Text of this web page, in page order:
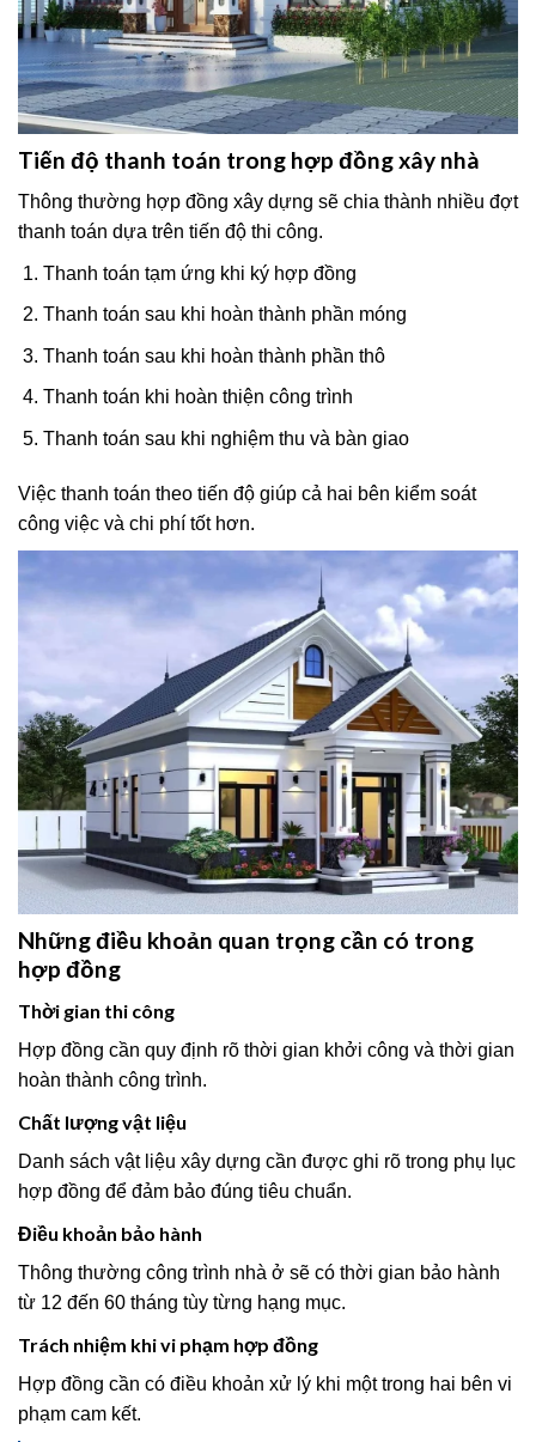
Tiến độ thanh toán trong hợp đồng xây nhà
Thông thường hợp đồng xây dựng sẽ chia thành nhiều đợt
thanh toán dựa trên tiến độ thi công.
Thanh toán tạm ứng khi ký hợp đồng
Thanh toán sau khi hoàn thành phần móng
Thanh toán sau khi hoàn thành phần thô
Thanh toán khi hoàn thiện công trình
Thanh toán sau khi nghiệm thu và bàn giao
Việc thanh toán theo tiến độ giúp cả hai bên kiểm soát
công việc và chi phí tốt hơn.
Những điều khoản quan trọng cần có trong
hợp đồng
Thời gian thi công
Hợp đồng cần quy định rõ thời gian khởi công và thời gian
hoàn thành công trình.
Chất lượng vật liệu
Danh sách vật liệu xây dựng cần được ghi rõ trong phụ lục
hợp đồng để đảm bảo đúng tiêu chuẩn.
Điều khoản bảo hành
Thông thường công trình nhà ở sẽ có thời gian bảo hành
từ 12 đến 60 tháng tùy từng hạng mục.
Trách nhiệm khi vi phạm hợp đồng
Hợp đồng cần có điều khoản xử lý khi một trong hai bên vi
phạm cam kết.